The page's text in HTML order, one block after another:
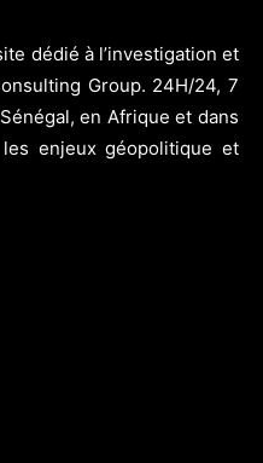
dédié à l’investigation et
Group. 24H/24, 7
en Afrique et dans
enjeux géopolitique et